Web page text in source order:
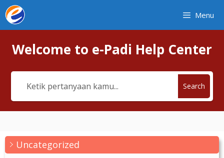
Skip
to
content
Menu
Welcome to e-Padi Help Center
Search
Uncategorized